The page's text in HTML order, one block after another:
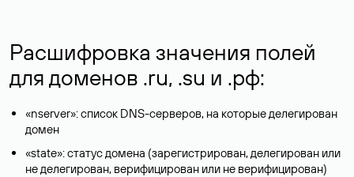
Расшифровка значения полей
для доменов .ru, .su и .рф:
«nserver»: список DNS-серверов, на которые делегирован
домен
«state»: статус домена (зарегистрирован, делегирован или
не делегирован, верифицирован или не верифицирован)